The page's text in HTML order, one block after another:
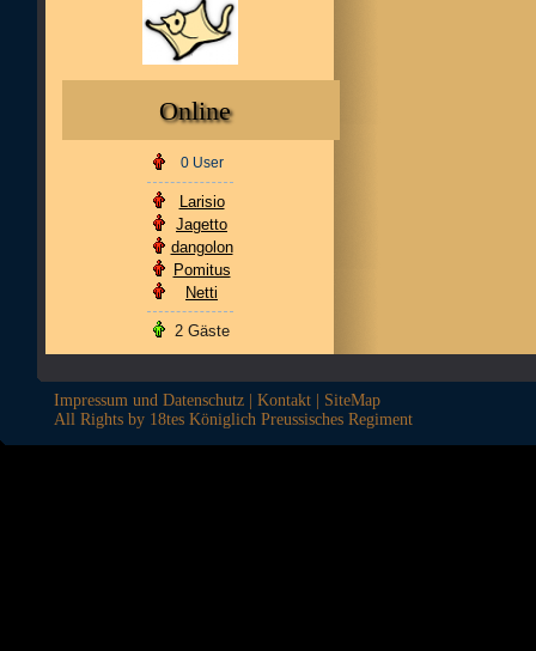
Online
0 User
Larisio
Jagetto
dangolon
Pomitus
Netti
2 Gäste
Impressum und Datenschutz Kontakt
SiteMap
All Rights by 18tes Königlich Preussisches Regiment